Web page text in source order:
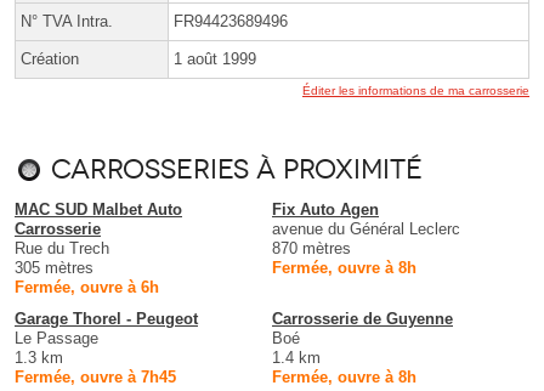
N° TVA Intra. FR94423689496
Création 1 août 1999
Éditer les informations de ma carrosserie
Carrosseries à proximité
MAC SUD Malbet Auto
Carrosserie
Rue du Trech
305 mètres
Fermée, ouvre à 6h
Fix Auto Agen
avenue du Général Leclerc
870 mètres
Fermée, ouvre à 8h
Garage Thorel - Peugeot
Le Passage
1.3 km
Fermée, ouvre à 7h45
Carrosserie de Guyenne
Boé
1.4 km
Fermée, ouvre à 8h